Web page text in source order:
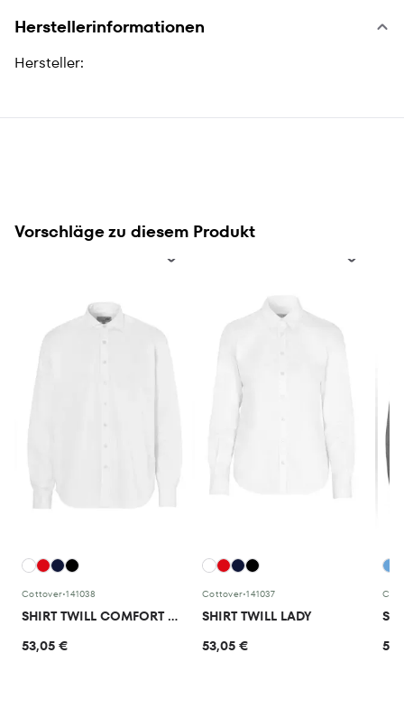
Herstellerinformationen
Hersteller:
Vorschläge zu diesem Produkt
Cottover•141038
SHIRT TWILL COMFORT MAN
53,05 €
Cottover•141037
SHIRT TWILL LADY
53,05 €